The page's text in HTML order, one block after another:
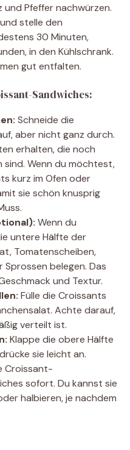
und Pfeffer nachwürzen.
stelle den
30 Minuten,
in den Kühlschrank.
gut entfalten.
Sandwiches:
Schneide die
aber nicht ganz durch.
erhalten, die noch
Wenn du möchtest,
kurz im Ofen oder
sie schön knusprig
Wenn du
untere Hälfte der
Tomatenscheiben,
belegen. Das
und Textur.
Fülle die Croissants
Achte darauf,
verteilt ist.
Klappe die obere Hälfte
sie leicht an.
Croissant-
sofort. Du kannst sie
halbieren, je nachdem